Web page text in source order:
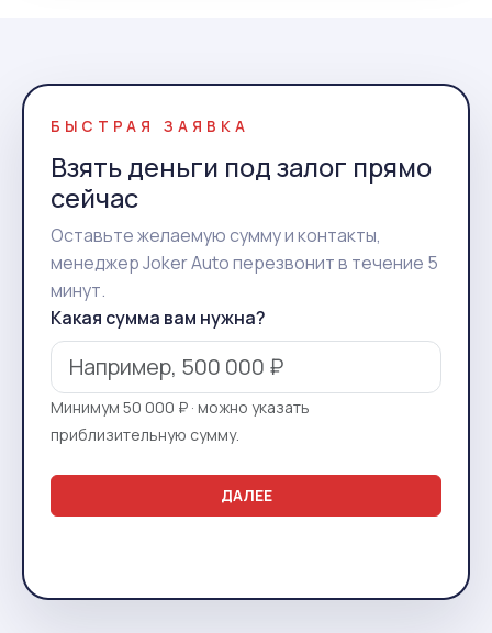
БЫСТРАЯ ЗАЯВКА
Взять деньги под залог прямо
сейчас
Оставьте желаемую сумму и контакты,
менеджер Joker Auto перезвонит в течение 5
минут.
Какая сумма вам нужна?
Минимум 50 000 ₽ · можно указать
приблизительную сумму.
ДАЛЕЕ